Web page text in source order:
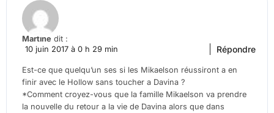
Martine dit :
10 juin 2017 à 0 h 29 min
Est-ce que quelqu’un ses si les Mikaelson réussiront a en
finir avec le Hollow sans toucher a Davina ?
*Comment croyez-vous que la famille Mikaelson va prendre
la nouvelle du retour a la vie de Davina alors que dans
Répondre